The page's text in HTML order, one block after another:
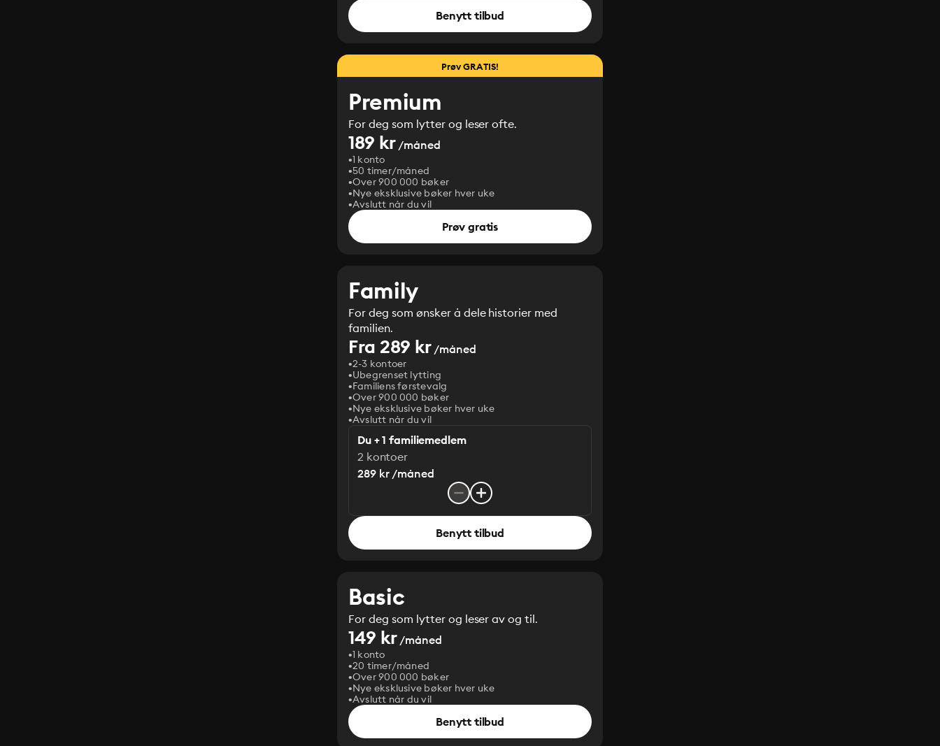
Benytt tilbud
Prøv GRATIS!
Premium
For deg som lytter og leser ofte.
189 kr/måned
1 konto
50 timer/måned
Over 900 000 bøker
Nye eksklusive bøker hver uke
Avslutt når du vil
Prøv gratis
Family
For deg som ønsker å dele historier med
familien.
Fra 289 kr/måned
2-3 kontoer
Ubegrenset lytting
Familiens førstevalg
Over 900 000 bøker
Nye eksklusive bøker hver uke
Avslutt når du vil
Du + 1 familiemedlem
2 kontoer
289 kr /måned
Benytt tilbud
Basic
For deg som lytter og leser av og til.
149 kr/måned
1 konto
20 timer/måned
Over 900 000 bøker
Nye eksklusive bøker hver uke
Avslutt når du vil
Benytt tilbud